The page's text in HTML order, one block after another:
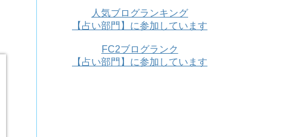
人気ブログランキング
【占い部門】に参加しています
FC2ブログランク
【占い部門】に参加しています